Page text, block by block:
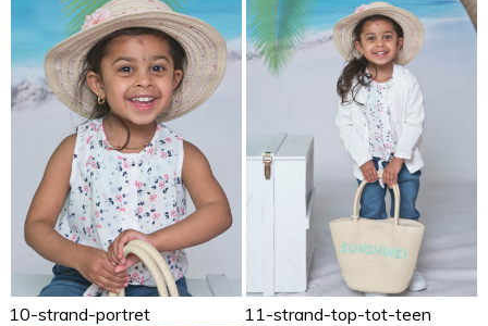
10-strand-portret 11-strand-top-tot-teen